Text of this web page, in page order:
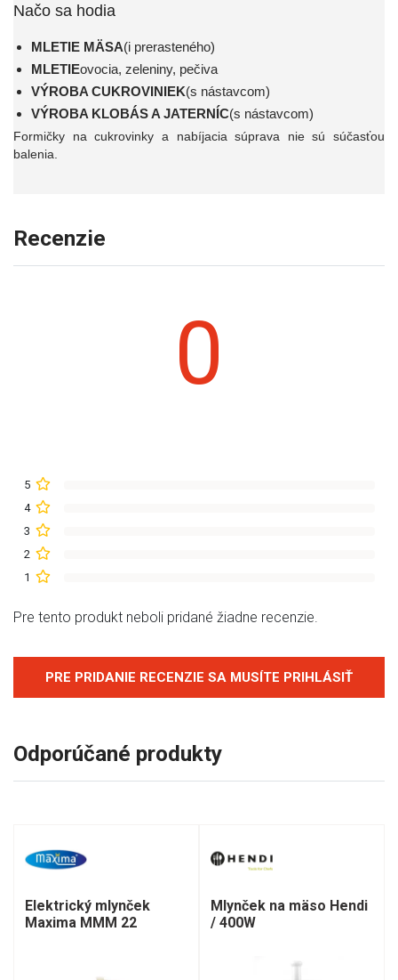
Načo sa hodia
MLETIE MÄSA(i prerasteného)
MLETIEovocia, zeleniny, pečiva
VÝROBA CUKROVINIEK(s nástavcom)
VÝROBA KLOBÁS A JATERNÍC(s nástavcom)
Formičky na cukrovinky a nabíjacia súprava nie sú súčasťou
balenia.
Recenzie
0
5
4
3
2
1
Pre tento produkt neboli pridané žiadne recenzie.
PRE PRIDANIE RECENZIE SA MUSÍTE PRIHLÁSIŤ
Odporúčané produkty
Elektrický mlynček
Maxima MMM 22
Mlynček na mäso Hendi
/ 400W